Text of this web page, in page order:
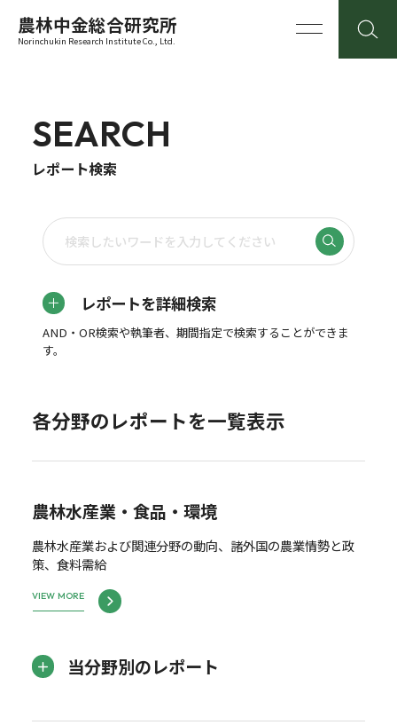
農林中金総合研究所
Norinchukin Research Institute Co., Ltd.
SEARCH
レポート検索
レポートを詳細検索
AND・OR検索や執筆者、期間指定で検索することができま
す。
各分野のレポートを一覧表示
農林水産業・食品・環境
農林水産業および関連分野の動向、諸外国の農業情勢と政
策、食料需給
VIEW MORE
当分野別のレポート